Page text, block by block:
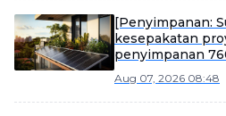
[Penyimpanan:
kesepakatan
penyimpanan
Aug 07, 2026 08:48